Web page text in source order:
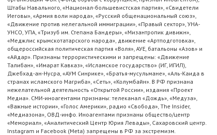
Штабы Навального, «Национал-большевистская партия», «Свидетели
Иеговы», «Армия воли народа», «Русский общенациональный союз»,
«Движение против нелегальной иммиграции», «Правый сектор», УНА-
УНСО, УПА, «Тризуб им. Степана Бандеры», «Мизантропик дивижн»,
«Меджлис крымскотатарского народа», движение «Артподготовка»,
общероссийская политическая партия «Воля», АУЕ, батальоны «Азов» и
«Айдар». Признаны террористическими и запрещены: «Движение
Талибан», «Имарат Кавказ», «Исламское государство» (ИГ, ИГИЛ),
Джебхад-ан-Нусра, «АУМ Синрике», «Братья-мусульмане», «Аль-Каида в
странах исламского Магриба», «Сеть», «Колумбайн». В РФ признана
нежелательной деятельность «Открытой России», издания «Проект
Медиа». СМИ-иноагентами признаны: телеканал «Дождь», «Медуза»,
«Важные истории», «Голос Америки», радио «Свобода», The Insider,
«Медиазона», ОВД-инфо. Иноагентами признаны общество/центр
«Мемориал», «Аналитический Центр Юрия Левады», Сахаровский центр.
Instagram и Facebook (Metа) запрещены в РФ за экстремизм.